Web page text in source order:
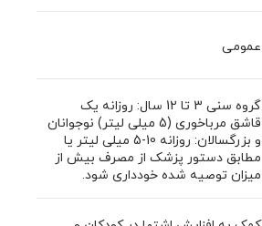
عمومی
گروه سنی 3 تا 12 سال: روزانه یک
قاشق مرباخوری (5 میلی لیتر) نوجوانان
و بزرگسالان: روزانه 10-5 میلی لیتر یا
مطابق دستور پزشک از مصرف بیش از
میزان توصیه شده خودداری شود.